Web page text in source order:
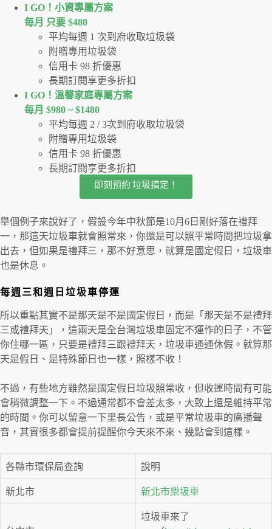
I GO！⼩資專屬⽅案
每月 只要 $480
平均每週 1 次到府收取垃圾袋
附贈專用垃圾袋
信用卡 98 折優惠
長期訂閱享更多折扣
I GO！溫馨家庭專屬方案
每月 $980 ~ $1480
平均每週 2 / 3次到府收取垃圾袋
附贈專用垃圾袋
信用卡 98 折優惠
長期訂閱享更多折扣
即刻預約 垃圾搞定！
舉個例子來說好了，假設今年中秋節是10月6日剛好落在禮拜
一，那這天垃圾車就會照常來，你還是可以照平常時間把垃圾拿
出去，但如果是禮拜三，那不好意思，就算是國定假日，垃圾車
也是休息。
每週三和週日垃圾車停運
所以重點其實不是那天是不是國定假日，而是「那天是不是禮拜
三或禮拜天」，這兩天是全台灣垃圾車固定不運作的日子，不管
你住哪一區，只要是禮拜三跟禮拜天，垃圾車通通休假。就算那
天是假日、是特殊節日也一樣，照樣不收！
不過，有些地方雖然是國定假日垃圾照常收，但收運時間有可能
會稍微調整一下。不過通常都不會差太多，大致上還是維持平常
的時間。你可以留意一下里長公告，或是平常垃圾車的廣播聲
音，其實很多都會提前提醒你今天來不來、幾點會到這樣。
各縣市環保局查詢 說明
新北市 新北市樂圾車
垃圾車來了